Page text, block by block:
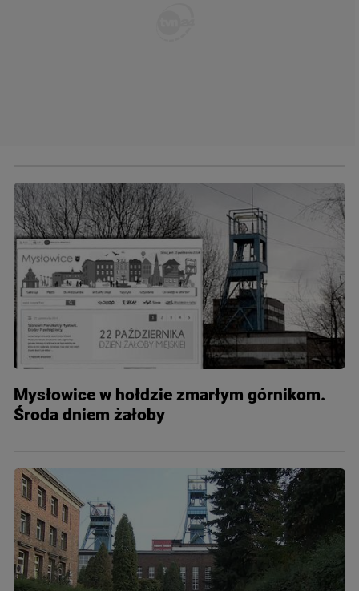
Mysłowice w hołdzie zmarłym górnikom.
Środa dniem żałoby